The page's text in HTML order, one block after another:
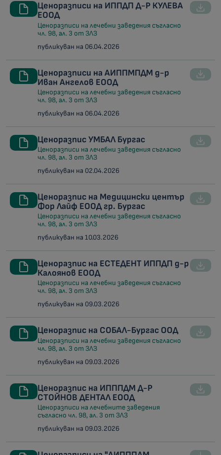
Ценоразписи на ИППДП Д-Р КУЛЕВА
ЕООД
Ценоразписи на лечебни заведения съгласно
чл. 98, ал. 3 от ЗЛЗ
публикуван на 06.04.2026
Ценоразписи на АИППМПДМ д-р
Иван Ангелов ЕООД
Ценоразписи на лечебни заведения съгласно
чл. 98, ал. 3 от ЗЛЗ
публикуван на 06.04.2026
Ценоразпис УМБАЛ Бургас
Ценоразписи на лечебни заведения съгласно
чл. 98, ал. 3 от ЗЛЗ
публикуван на 02.04.2026
Ценоразпис на Медицински център
Фор Лайф ЕООД гр. Бургас
Ценоразписи на лечебни заведения съгласно
чл. 98, ал. 3 от ЗЛЗ
публикуван на 10.03.2026
Ценоразпис на ЕСТЕДЕНТ ИППДП д-р
Калоянов ЕООД
Ценоразписи на лечебни заведения съгласно
чл. 98, ал. 3 от ЗЛЗ
публикуван на 09.03.2026
Ценоразпис на СОБАЛ-Бургас ООД
Ценоразписи на лечебни заведения съгласно
чл. 98, ал. 3 от ЗЛЗ
публикуван на 09.03.2026
Ценоразпис на ИПППДМ Д-Р
СТОЙНОВ ДЕНТАЛ ЕООД
Ценоразписи на лечебните заведения
съгласно чл. 98, ал. 3 от ЗЛЗ
публикуван на 09.03.2026